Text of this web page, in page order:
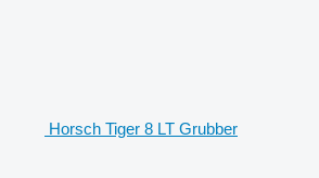
Horsch Tiger 8 LT Grubber